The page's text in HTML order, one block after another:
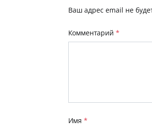
Ваш адрес email не
Комментарий *
Имя *